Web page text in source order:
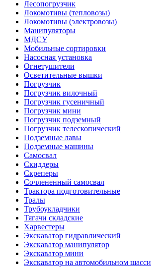
Лесопогрузчик
Локомотивы (тепловозы)
Локомотивы (электровозы)
Манипуляторы
МДСУ
Мобильные сортировки
Насосная установка
Огнетушители
Осветительные вышки
Погрузчик
Погрузчик вилочный
Погрузчик гусеничный
Погрузчик мини
Погрузчик подземный
Погрузчик телескопический
Подземные лавы
Подземные машины
Самосвал
Скиддеры
Скреперы
Сочлененный самосвал
Трактора подготовительные
Тралы
Трубоукладчики
Тягачи складские
Харвестеры
Экскаватор гидравлический
Экскаватор манипулятор
Экскаватор мини
Экскаватор на автомобильном шасси